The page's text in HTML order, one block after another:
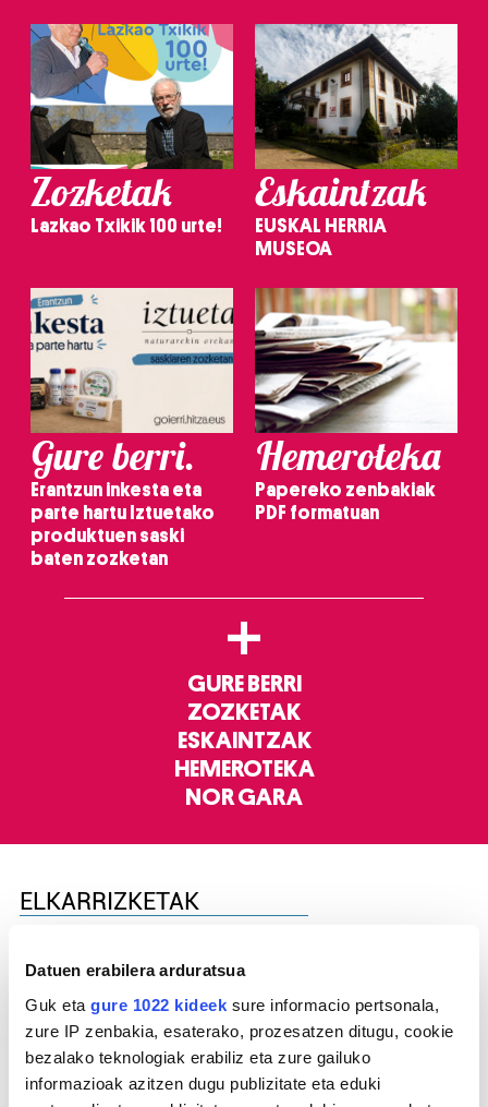
Datuen erabilera arduratsua
Guk eta gure 1022 kideek sure informacio pertsonala,
zure IP zenbakia, esaterako, prozesatzen ditugu, cookie
bezalako teknologiak erabiliz eta zure gailuko
informazioak azitzen dugu publizitate eta eduki
Zozketak
Lazkao Txikik 100 urte!
Eskaintzak
EUSKAL HERRIA
MUSEOA
Gure berri.
Erantzun inkesta eta
parte hartu Iztuetako
produktuen saski
baten zozketan
Hemeroteka
Papereko zenbakiak
PDF formatuan
+
GURE BERRI
ZOZKETAK
ESKAINTZAK
HEMEROTEKA
NOR GARA
ELKARRIZKETAK